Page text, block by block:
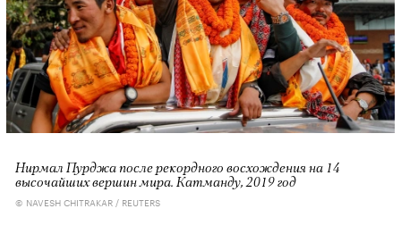
Нирмал Пурджа после рекордного восхождения на 14
высочайших вершин мира. Катманду, 2019 год
© NAVESH CHITRAKAR / REUTERS